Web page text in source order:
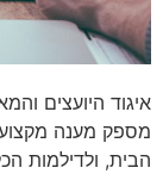
איגוד היועצים
מספק מענה
הבית, ולדילמות